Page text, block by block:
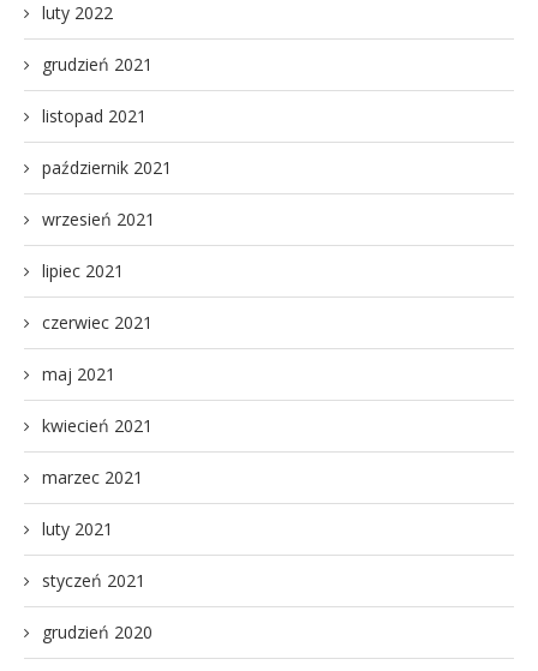
luty 2022
grudzień 2021
listopad 2021
październik 2021
wrzesień 2021
lipiec 2021
czerwiec 2021
maj 2021
kwiecień 2021
marzec 2021
luty 2021
styczeń 2021
grudzień 2020